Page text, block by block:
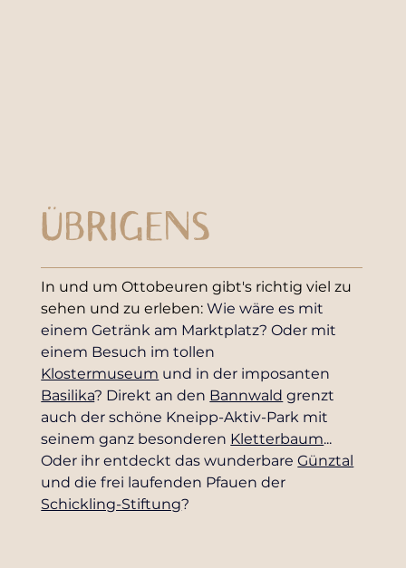
ÜBRIGENS
In und um Ottobeuren gibt's richtig viel zu
sehen und zu erleben: Wie wäre es mit
einem Getränk am Marktplatz? Oder mit
einem Besuch im tollen
Klostermuseum und in der imposanten
Basilika? Direkt an den Bannwald grenzt
auch der schöne Kneipp-Aktiv-Park mit
seinem ganz besonderen Kletterbaum...
Oder ihr entdeckt das wunderbare Günztal
und die frei laufenden Pfauen der
Schickling-Stiftung?